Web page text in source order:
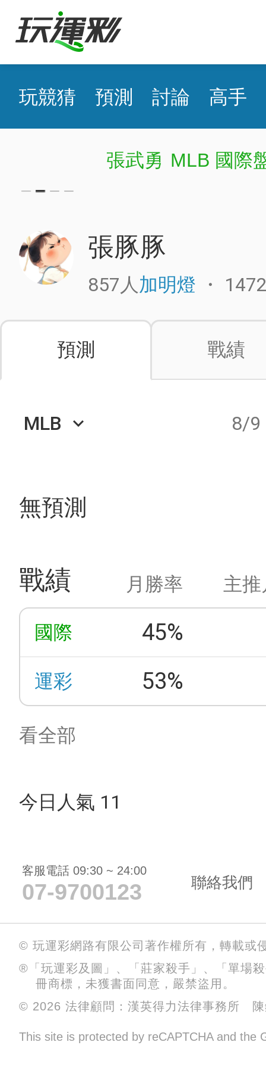
玩競猜 預測 討論 高手
MLB 國際盤近13日
張豚豚
857人加明燈 ・
預測 戰績
MLB keyboard_arrow_down 8/9
無預測
戰績 月勝率 主
國際 45%
運彩 53%
看全部
今日人氣 11
客服電話 09:30 ~ 24:00
07-9700123 聯絡我們
© 玩運彩網路有限公司著作權所有，轉載或
®「玩運彩及圖」、「莊家殺手」、「單場
冊商標，未獲書面同意，嚴禁盜用。
© 2026 法律顧問：漢英得力法律事務所 陳
This site is protected by reCAPTCHA and the